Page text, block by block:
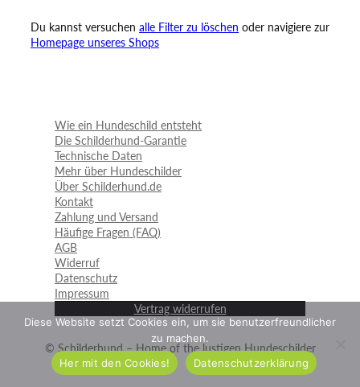
Du kannst versuchen alle Filter zu löschen oder navigiere zur
Homepage unseres Shops
Wie ein Hundeschild entsteht
Die Schilderhund-Garantie
Technische Daten
Mehr über Hundeschilder
Über Schilderhund.de
Kontakt
Zahlung und Versand
Häufige Fragen (FAQ)
AGB
Widerruf
Datenschutz
Impressum
Vertrag widerrufen
© Schilderhund – Home of the lustigen Hundeschilder
Diese Website setzt Cookies ein, um sie benutzerfreundlicher
zu machen.
Her mit den Cookies!
Datenschutzerklärung